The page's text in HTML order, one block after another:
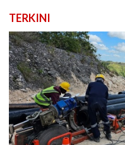
TERKINI